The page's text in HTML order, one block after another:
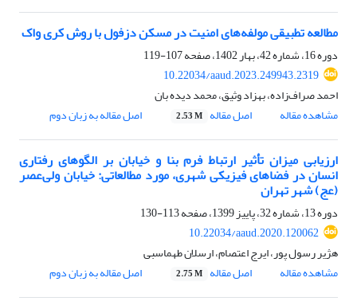
مطالعه تطبیقی مولفه‌های امنیت در مسکن دزفول با روش کری واک
دوره 16، شماره 42، بهار 1402، صفحه
107-119
10.22034/aaud.2023.249943.2319
احمد صراف‌زاده، بهزاد وثیق، محمد دیده بان
مشاهده مقاله
اصل مقاله 2.53 M اصل مقاله به زبان دوم
ارزیابی میزان تأثیر ارتباط فرم بنا و خیابان بر الگوهای رفتاری
انسان در فضاهای فیزیکی شهری، مورد مطالعاتی: خیابان ولی‌عصر
(عج) شهر تهران
دوره 13، شماره 32، پاییز 1399، صفحه
113-130
10.22034/aaud.2020.120062
هژیر رسول پور، ایرج اعتصام، ارسلان طهماسبی
مشاهده مقاله
اصل مقاله 2.75 M اصل مقاله به زبان دوم